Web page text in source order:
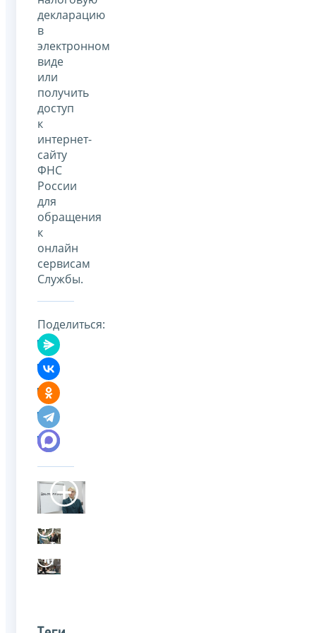
декларацию
в
электронном
виде
или
получить
доступ
к
интернет-
сайту
ФНС
России
для
обращения
к
онлайн
сервисам
Службы.
Поделиться: